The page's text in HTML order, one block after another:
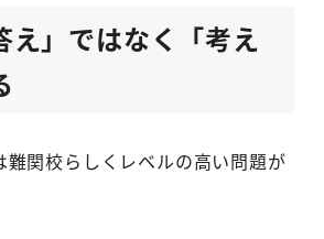
え」ではなく「考え
難関校らしくレベルの高い問題が